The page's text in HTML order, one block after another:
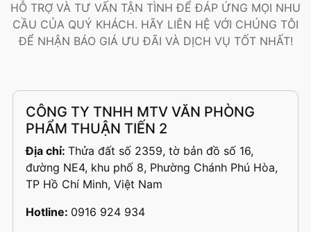
HỖ TRỢ VÀ TƯ VẤN TẬN TÌNH ĐỂ ĐÁP ỨNG MỌI NHU
CẦU CỦA QUÝ KHÁCH. HÃY LIÊN HỆ VỚI CHÚNG TÔI
ĐỂ NHẬN BÁO GIÁ ƯU ĐÃI VÀ DỊCH VỤ TỐT NHẤT!
CÔNG TY TNHH MTV VĂN PHÒNG
PHẨM THUẬN TIẾN 2
Địa chỉ: Thửa đất số 2359, tờ bản đồ số 16,
đường NE4, khu phố 8, Phường Chánh Phú Hòa,
TP Hồ Chí Minh, Việt Nam
Hotline: 0916 924 934